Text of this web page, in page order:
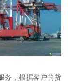
务，根据客户的货